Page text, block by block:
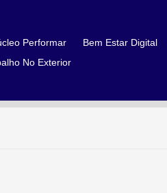
Performar Bem Estar Digital
No Exterior